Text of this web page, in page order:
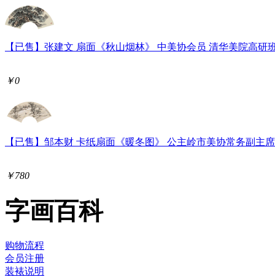
【已售】张建文 扇面《秋山烟林》 中美协会员 清华美院高研
￥0
【已售】邹本财 卡纸扇面《暖冬图》 公主岭市美协常务副主席
￥780
字画百科
购物流程
会员注册
装裱说明